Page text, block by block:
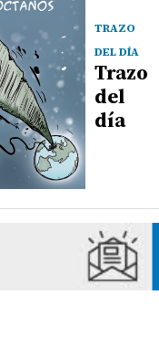
TRAZO
DEL DÍA
Trazo
del
día